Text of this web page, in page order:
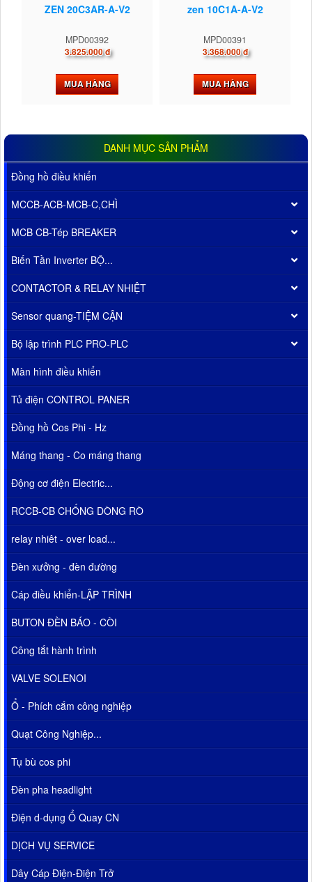
ZEN 20C3AR-A-V2
MPD00392
3.825.000 đ
MUA HÀNG
zen 10C1A-A-V2
MPD00391
3.368.000 đ
MUA HÀNG
DANH MỤC SẢN PHẨM
Đồng hồ điều khiển
MCCB-ACB-MCB-C,CHÌ
MCB CB-Tép BREAKER
Biến Tần Inverter BỘ...
CONTACTOR & RELAY NHIỆT
Sensor quang-TIỆM CẬN
Bộ lập trình PLC PRO-PLC
Màn hình điều khiển
Tủ điện CONTROL PANER
Đồng hồ Cos Phi - Hz
Máng thang - Co máng thang
Động cơ điện Electric...
RCCB-CB CHỐNG DÒNG RÒ
relay nhiêt - over load...
Đèn xưởng - đèn đường
Cáp điều khiển-LẬP TRÌNH
BUTON ĐÈN BÁO - CÒI
Công tắt hành trình
VALVE SOLENOI
Ổ - Phích cắm công nghiệp
Quạt Công Nghiệp...
Tụ bù cos phi
Đèn pha headlight
Điện d-dụng Ổ Quay CN
DỊCH VỤ SERVICE
Dây Cáp Điện-Điện Trở